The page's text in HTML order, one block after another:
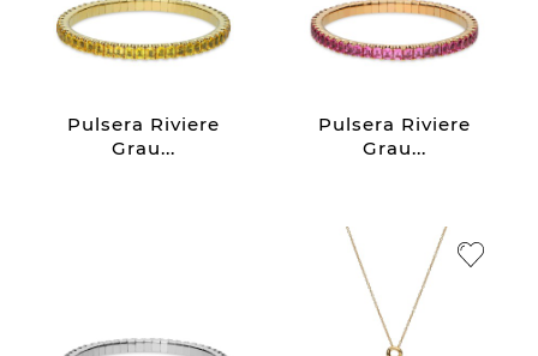
Pulsera Riviere
Grau...
Pulsera Riviere
Grau...